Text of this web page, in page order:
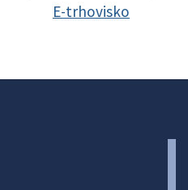
E-trhovisko